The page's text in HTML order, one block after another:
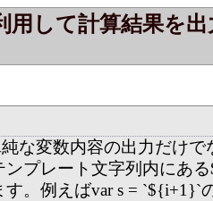
用して計算結果を出
な変数内容の出力だけで
ンプレート文字列内にあ
。例えばvar s = `${i+1}`